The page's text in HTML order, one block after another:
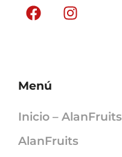
Menú
Inicio – AlanFruits
AlanFruits